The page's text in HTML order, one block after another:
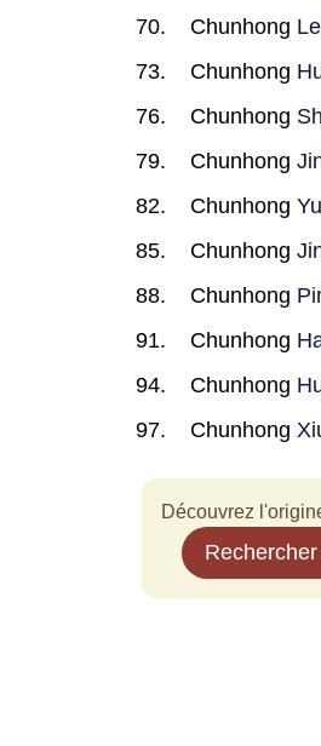
Chunhong
Chunhong
Chunhong
Chunhong
Chunhong
Chunhong
Chunhong
Chunhong
Chunhong
Chunhong
Découvrez